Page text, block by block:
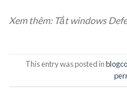
Xem thêm:Tắt windows
This entry was posted in